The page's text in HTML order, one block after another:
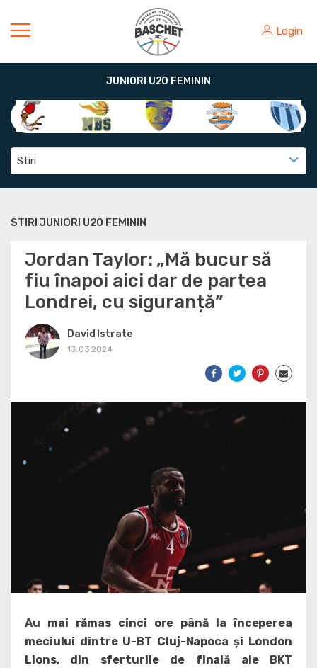
Login
JUNIORI U20 FEMININ
Stiri
STIRI JUNIORI U20 FEMININ
Jordan Taylor: „Mă bucur să
fiu înapoi aici dar de partea
Londrei, cu siguranță”
David Istrate
13.03.2024
Au mai rămas cinci ore până la începerea
meciului dintre U-BT Cluj-Napoca și London
Lions, din sferturile de finală ale BKT